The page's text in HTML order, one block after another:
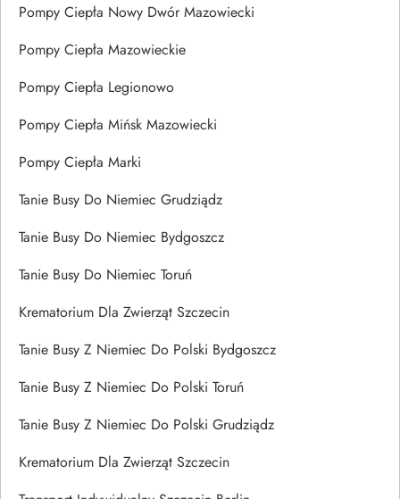
Pompy Ciepła Nowy Dwór Mazowiecki
Pompy Ciepła Mazowieckie
Pompy Ciepła Legionowo
Pompy Ciepła Mińsk Mazowiecki
Pompy Ciepła Marki
Tanie Busy Do Niemiec Grudziądz
Tanie Busy Do Niemiec Bydgoszcz
Tanie Busy Do Niemiec Toruń
Krematorium Dla Zwierząt Szczecin
Tanie Busy Z Niemiec Do Polski Bydgoszcz
Tanie Busy Z Niemiec Do Polski Toruń
Tanie Busy Z Niemiec Do Polski Grudziądz
Krematorium Dla Zwierząt Szczecin